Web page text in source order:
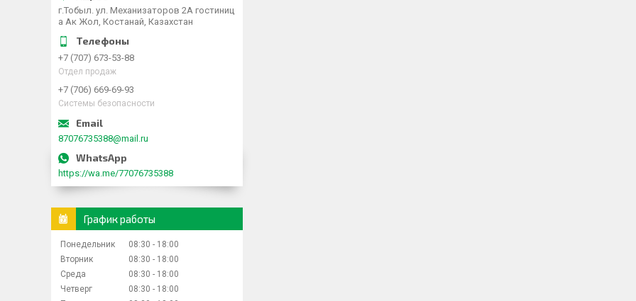
г.Тобыл. ул. Механизаторов 2А гостиниц
а Ак Жол, Костанай, Казахстан
+7 (707) 673-53-88
Отдел продаж
+7 (706) 669-69-93
Системы безопасности
87076735388@mail.ru
https://wa.me/77076735388
График работы
Понедельник 08:30
18:00
Вторник
08:30
18:00
Среда
08:30
18:00
Четверг
08:30
18:00